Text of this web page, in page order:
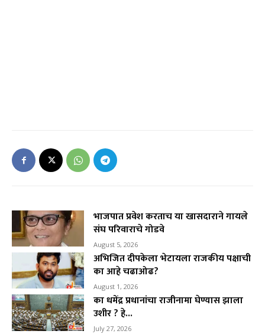
भाजपात प्रवेश करताच या खासदाराने गायले
संघ परिवाराचे गोडवे
August 5, 2026
अभिजित दीपकेला भेटायला राजकीय पक्षाची
का आहे चढाओढ?
August 1, 2026
का धमेंद्र प्रधानांचा राजीनामा घेण्यास झाला
उशीर ? हे...
July 27, 2026